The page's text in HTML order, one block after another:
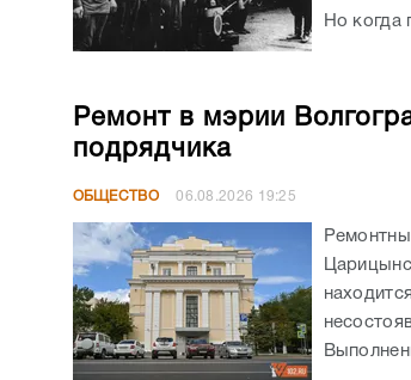
Но когда
Ремонт в мэрии
подрядчика
ОБЩЕСТВО 06.08.2026 19:25